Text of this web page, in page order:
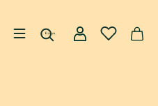
Accesso